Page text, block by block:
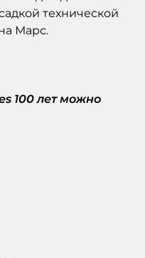
100 лет можно